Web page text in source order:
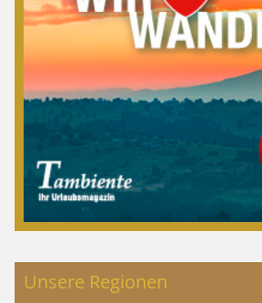
Unsere Regionen